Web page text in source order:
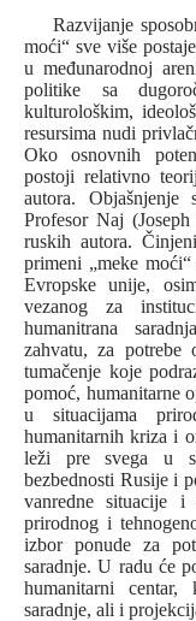
Razvijanje
moći“ sve više
u međunarodnoj
politike sa
kulturološkim,
resursima nudi
Oko osnovnih
postoji relativno
autora. Objašnjenje
Profesor Naj
ruskih autora.
primeni „meke
Evropske unije,
vezanog za
humanitrana
zahvatu, za potrebe
tumačenje koje
pomoć, humanitarne
u situacijama
humanitarnih kriza i
leži pre svega u
bezbednosti Rusije i
vanredne situacije i
prirodnog i
izbor ponude za
saradnje. U radu će
humanitarni centar,
saradnje, ali i